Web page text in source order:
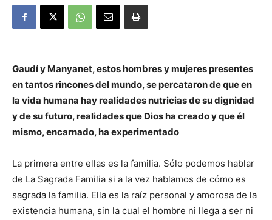
Gaudí y Manyanet, estos hombres y mujeres presentes
en tantos rincones del mundo, se percataron de que en
la vida humana hay realidades nutricias de su dignidad
y de su futuro, realidades que Dios ha creado y que él
mismo, encarnado, ha experimentado
La primera entre ellas es la familia. Sólo podemos hablar
de La Sagrada Familia si a la vez hablamos de cómo es
sagrada la familia. Ella es la raíz personal y amorosa de la
existencia humana, sin la cual el hombre ni llega a ser ni